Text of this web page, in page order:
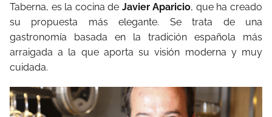
Taberna, es la cocina de Javier Aparicio, que ha creado
su propuesta más elegante. Se trata de una
gastronomía basada en la tradición española más
arraigada a la que aporta su visión moderna y muy
cuidada.